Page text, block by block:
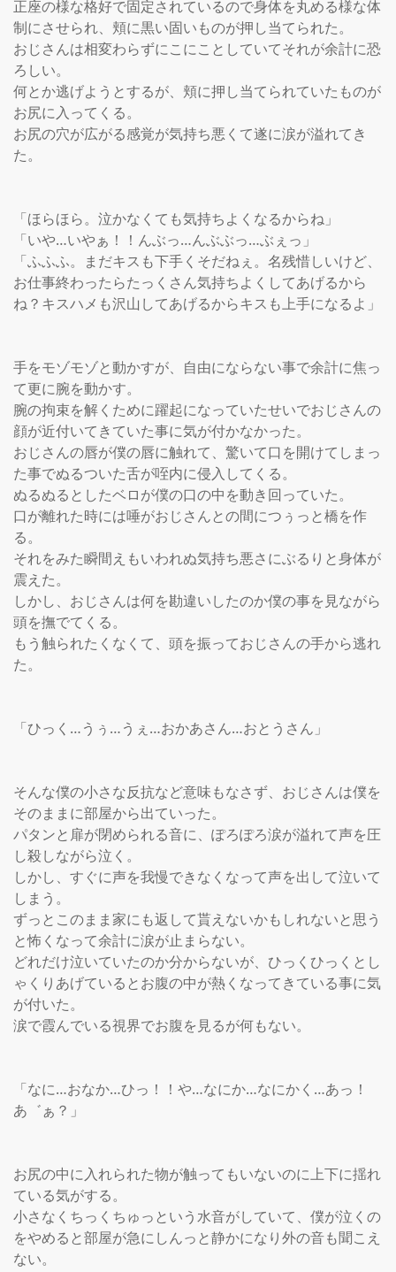
正座の様な格好で固定されているので身体を丸める様な体
制にさせられ、頬に黒い固いものが押し当てられた。
おじさんは相変わらずにこにことしていてそれが余計に恐
ろしい。
何とか逃げようとするが、頬に押し当てられていたものが
お尻に入ってくる。
お尻の穴が広がる感覚が気持ち悪くて遂に涙が溢れてき
た。
「ほらほら。泣かなくても気持ちよくなるからね」
「いや…いやぁ！！んぶっ…んぶぶっ…ぶぇっ」
「ふふふ。まだキスも下手くそだねぇ。名残惜しいけど、
お仕事終わったらたっくさん気持ちよくしてあげるから
ね？キスハメも沢山してあげるからキスも上手になるよ」
手をモゾモゾと動かすが、自由にならない事で余計に焦っ
て更に腕を動かす。
腕の拘束を解くために躍起になっていたせいでおじさんの
顔が近付いてきていた事に気が付かなかった。
おじさんの唇が僕の唇に触れて、驚いて口を開けてしまっ
た事でぬるついた舌が咥内に侵入してくる。
ぬるぬるとしたベロが僕の口の中を動き回っていた。
口が離れた時には唾がおじさんとの間につぅっと橋を作
る。
それをみた瞬間えもいわれぬ気持ち悪さにぶるりと身体が
震えた。
しかし、おじさんは何を勘違いしたのか僕の事を見ながら
頭を撫でてくる。
もう触られたくなくて、頭を振っておじさんの手から逃れ
た。
「ひっく…うぅ…うぇ…おかあさん…おとうさん」
そんな僕の小さな反抗など意味もなさず、おじさんは僕を
そのままに部屋から出ていった。
パタンと扉が閉められる音に、ぽろぽろ涙が溢れて声を圧
し殺しながら泣く。
しかし、すぐに声を我慢できなくなって声を出して泣いて
しまう。
ずっとこのまま家にも返して貰えないかもしれないと思う
と怖くなって余計に涙が止まらない。
どれだけ泣いていたのか分からないが、ひっくひっくとし
ゃくりあげているとお腹の中が熱くなってきている事に気
が付いた。
涙で霞んでいる視界でお腹を見るが何もない。
「なに…おなか…ひっ！！や…なにか…なにかく…あっ！
あ゛ぁ？」
お尻の中に入れられた物が触ってもいないのに上下に揺れ
ている気がする。
小さなくちっくちゅっという水音がしていて、僕が泣くの
をやめると部屋が急にしんっと静かになり外の音も聞こえ
ない。